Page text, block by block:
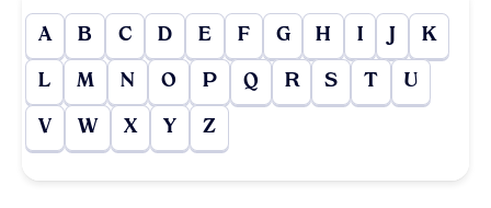
A B C D E F G H I J K
L M N O P Q R S T U
V W X Y Z